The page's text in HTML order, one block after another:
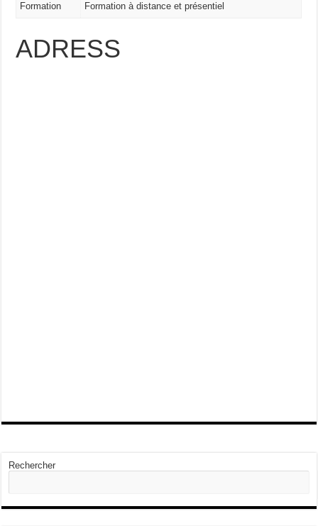
Formation Formation à distance et présentiel
ADRESS
Rechercher